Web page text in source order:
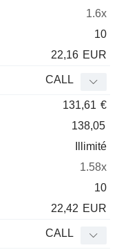
1.6x
10
22,16 EUR
CALL
131,61 €
138,05
Illimité
1.58x
10
22,42 EUR
CALL